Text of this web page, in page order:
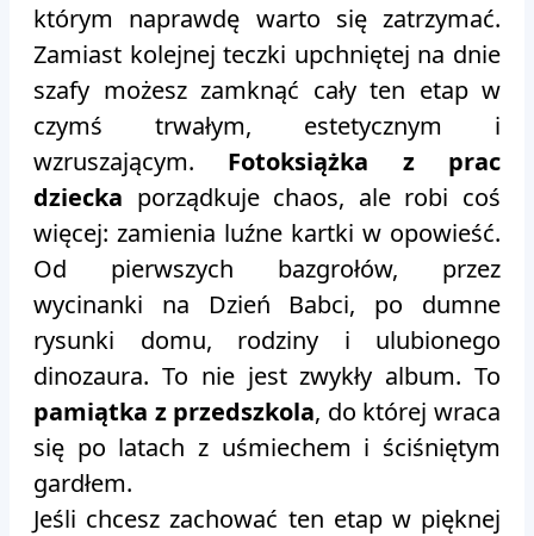
którym naprawdę warto się zatrzymać.
Zamiast kolejnej teczki upchniętej na dnie
szafy możesz zamknąć cały ten etap w
czymś trwałym, estetycznym i
wzruszającym. Fotoksiążka z prac
dziecka porządkuje chaos, ale robi coś
więcej: zamienia luźne kartki w opowieść.
Od pierwszych bazgrołów, przez
wycinanki na Dzień Babci, po dumne
rysunki domu, rodziny i ulubionego
dinozaura. To nie jest zwykły album. To
pamiątka z przedszkola, do której wraca
się po latach z uśmiechem i ściśniętym
gardłem.
Jeśli chcesz zachować ten etap w pięknej